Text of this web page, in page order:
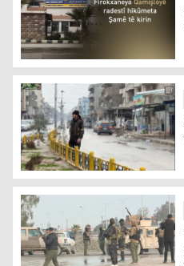
Firokxaneya Qamişloyê
Li Qamişloyê qedexeya